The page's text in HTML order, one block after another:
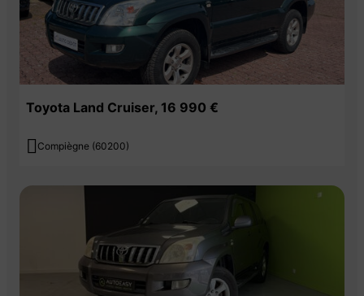
Toyota Land Cruiser, 16 990 €
 Compiègne (60200)